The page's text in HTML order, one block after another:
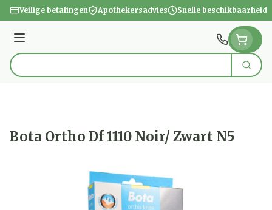
Ga naar de inhoud
Veilige betalingen Apothekersadvies Snelle beschikbaarheid
Menu
Product, merk, categorie... Zoek
Bota Ortho Df 1110 Noir/ Zwart N5